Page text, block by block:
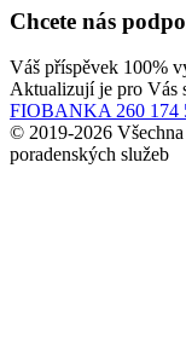
Chcete nás
Váš příspěvek 100%
Aktualizují je pro Vás
FIOBANKA 260 174
© 2019-2026
poradenských služeb